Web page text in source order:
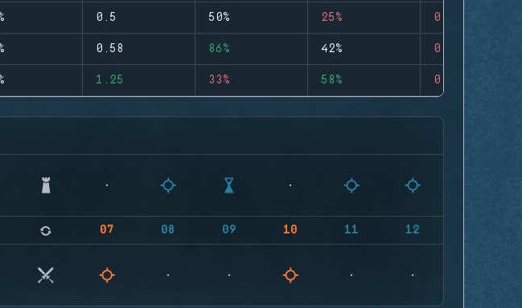
0.5 50% 25% 0
0.58 86% 42% 0
1.25 33% 58% 0
07 08 09 10 11 12